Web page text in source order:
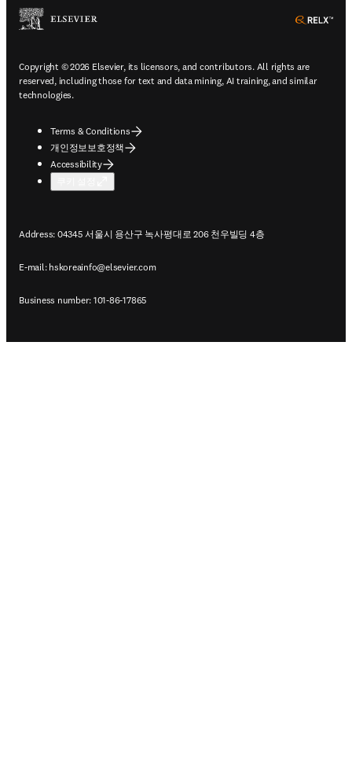
Copyright © 2026 Elsevier, its licensors, and contributors. All rights are
reserved, including those for text and data mining, AI training, and similar
technologies.
Terms & Conditions
개인정보보호정책
Accessibility
Address: 04345 서울시 용산구 녹사평대로 206 천우빌딩 4층
E-mail: hskoreainfo@elsevier.com
Business number: 101-86-17865